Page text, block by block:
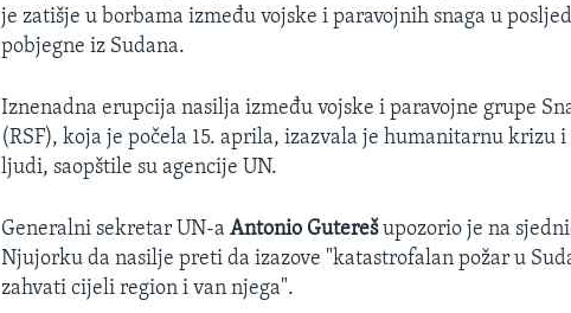
je zatišje u borbama između vojske i paravojnih snaga u
pobjegne iz Sudana.
Iznenadna erupcija nasilja između vojske i paravojne grupe
(RSF), koja je počela 15. aprila, izazvala je humanitarnu krizu
ljudi, saopštile su agencije UN.
Generalni sekretar UN-a Antonio Guterešupozorio je na
Njujorku da nasilje preti da izazove "katastrofalan požar u
zahvati cijeli region i van njega".